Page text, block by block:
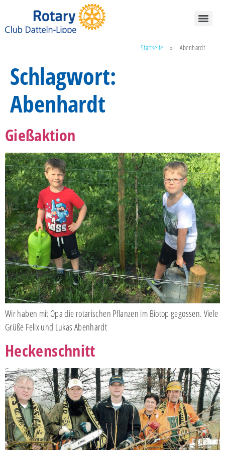
Startseite » Abenhardt
Schlagwort:
Abenhardt
Gießaktion
Wir haben mit Opa die rotarischen Pflanzen im Biotop gegossen. Viele
Grüße Felix und Lukas Abenhardt
Heckenschnitt